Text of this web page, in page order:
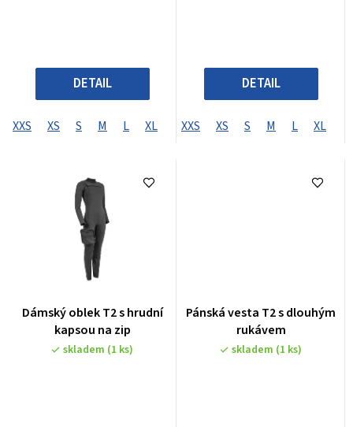
DETAIL
XXS XS S M L XL XXL XXXL XXXXL
DETAIL
XXS XS S M L XL
Dámský oblek T2 s hrudní
kapsou na zip
skladem (1 ks)
Pánská vesta T2 s dlouhým
rukávem
skladem (1 ks)